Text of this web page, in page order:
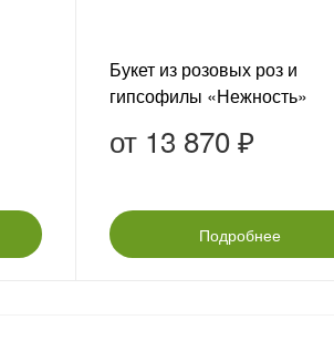
Букет из розовых роз и
гипсофилы «Нежность»
от 13 870 ₽
Подробнее